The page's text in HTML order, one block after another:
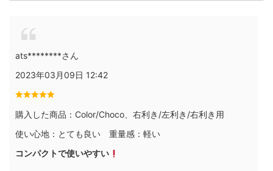
ats********さん
2023年03月09日 12:42
購入した商品：Color/Choco、右利き/左利き/右利き用
使い心地：とても良い 重量感：軽い
コンパクトで使いやすい